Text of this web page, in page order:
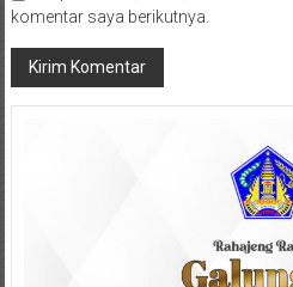
komentar saya berikutnya.